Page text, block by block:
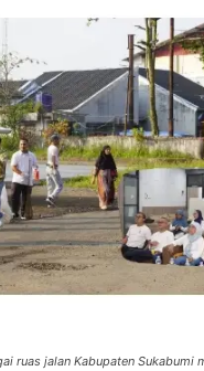
ruas jalan Kabupaten Sukabumi